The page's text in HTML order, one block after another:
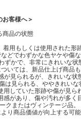
お客様へ＞
品の状態
着用もしくは使用された形
でわずかな色ヤケや傷な
ずかで、非常にきれいな状
ては、新品仕上げ商品も
が見られるが、きれいな状
は見られる、ややきれいな
用していた形跡や傷が見ら
感があり、傷や汚れが多く
クまたはヴィンテージ品。
商品価値が向上する可能